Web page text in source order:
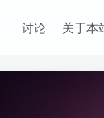
讨论 关于本